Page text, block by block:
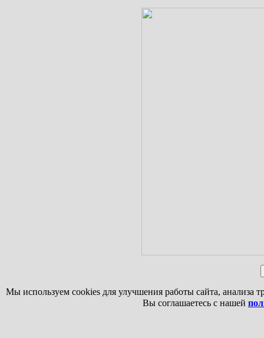
Мы используем cookies для улучшения работы сайта, анализа
Вы соглашаетесь с нашей